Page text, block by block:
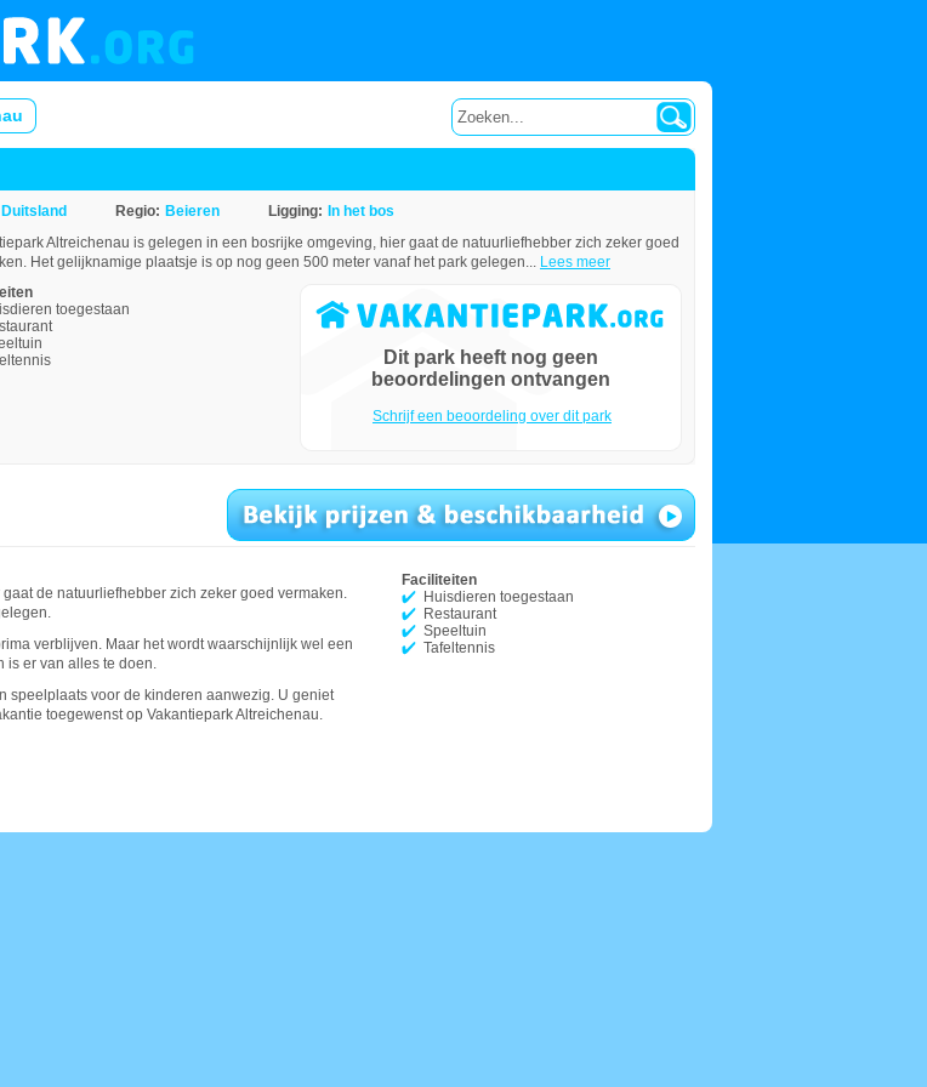
Duitsland Regio: Beieren Ligging: In het bos
Altreichenau is gelegen in een bosrijke omgeving, hier gaat de natuurliefhebber zich zeker goed
Het gelijknamige plaatsje is op nog geen 500 meter vanaf het park gelegen... Lees meer
toegestaan
Dit park heeft nog geen
beoordelingen ontvangen
Schrijf een beoordeling over dit park
de natuurliefhebber zich zeker goed vermaken.
verblijven. Maar het wordt waarschijnlijk wel een
is er van alles te doen.
speelplaats voor de kinderen aanwezig. U geniet
toegewenst op Vakantiepark Altreichenau.
Faciliteiten
Huisdieren toegestaan
Restaurant
Speeltuin
Tafeltennis